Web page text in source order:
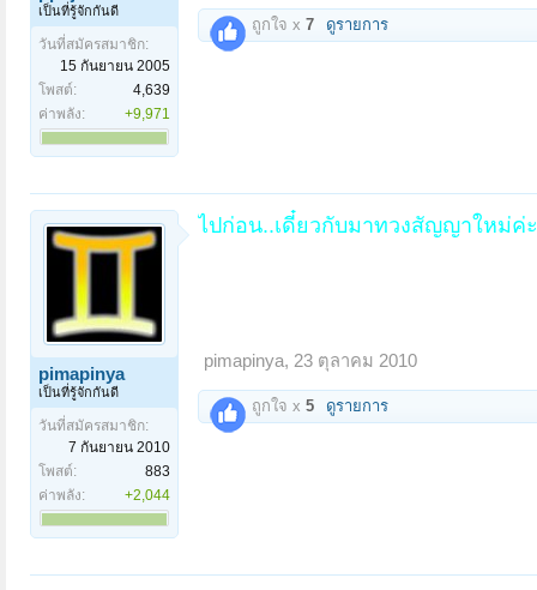
เป็นที่รู้จักกันดี
วันที่สมัครสมาชิก:
15 กันยายน 2005
โพสต์:
4,639
ค่าพลัง:
+9,971
ถูกใจ x 7 ดูรายการ
pimapinya
เป็นที่รู้จักกันดี
วันที่สมัครสมาชิก:
7 กันยายน 2010
โพสต์:
883
ค่าพลัง:
+2,044
ไปก่อน..เดี๋ยวกับมาทวงสัญญาใหม่ค่ะ
pimapinya, 23 ตุลาคม 2010
ถูกใจ x 5 ดูรายการ